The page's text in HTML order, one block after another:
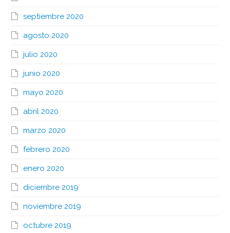
septiembre 2020
agosto 2020
julio 2020
junio 2020
mayo 2020
abril 2020
marzo 2020
febrero 2020
enero 2020
diciembre 2019
noviembre 2019
octubre 2019